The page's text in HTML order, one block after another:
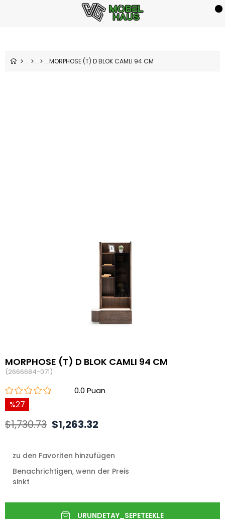
MORPHOSE (T) D BLOK CAMLI 94 CM
MORPHOSE (T) D BLOK CAMLI 94 CM
(2666684-071)
0.0
27
$1,730.73 $1,263.32
zu den Favoriten hinzufügen
Benachrichtigen, wenn der Preis
sinkt